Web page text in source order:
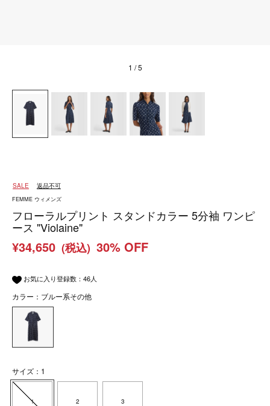
1 / 5
SALE 返品不可
FEMME ウィメンズ
フローラルプリント スタンドカラー 5分袖 ワンピ
ース "Violaine"
¥34,650 (税込) 30% OFF
お気に入り登録数： 46人
カラー：ブルー系その他
サイズ：1
1 2 3